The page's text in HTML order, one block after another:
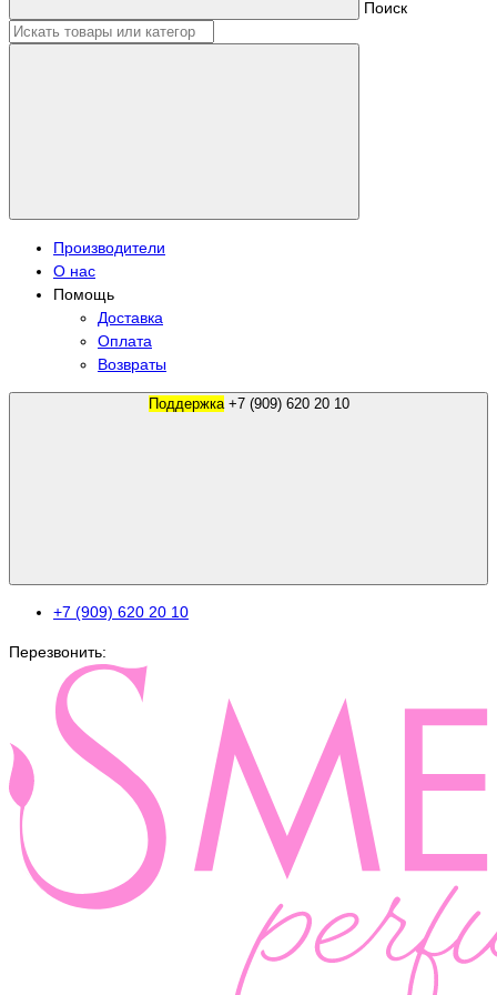
Поиск
Производители
О нас
Помощь
Доставка
Оплата
Возвраты
Поддержка +7 (909) 620 20 10
+7 (909) 620 20 10
Перезвонить: